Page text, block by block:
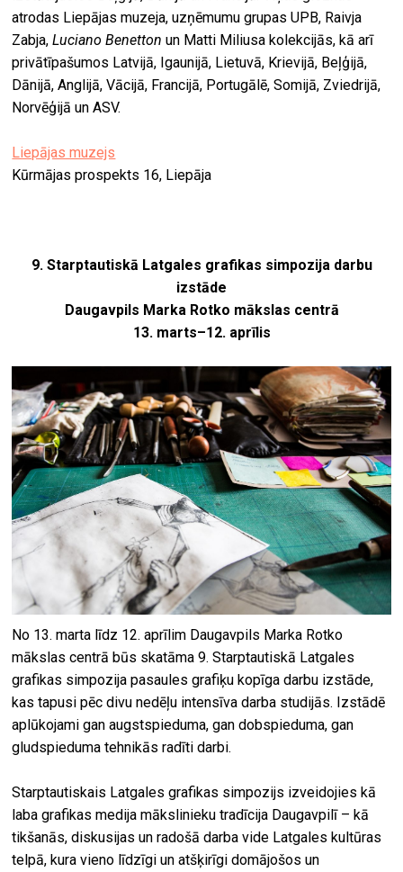
atrodas Liepājas muzeja, uzņēmumu grupas UPB, Raivja
Zabja,Luciano Benetton un Matti Miliusa kolekcijās, kā arī
privātīpašumos Latvijā, Igaunijā, Lietuvā, Krievijā, Beļģijā,
Dānijā, Anglijā, Vācijā, Francijā, Portugālē, Somijā, Zviedrijā,
Norvēģijā un ASV.
Liepājas muzejs
Kūrmājas prospekts 16, Liepāja
9. Starptautiskā Latgales grafikas simpozija darbu
izstāde
Daugavpils Marka Rotko mākslas centrā
13. marts–12. aprīlis
No 13. marta līdz 12. aprīlim Daugavpils Marka Rotko
mākslas centrā būs skatāma 9. Starptautiskā Latgales
grafikas simpozija pasaules grafiķu kopīga darbu izstāde,
kas tapusi pēc divu nedēļu intensīva darba studijās. Izstādē
aplūkojami gan augstspieduma, gan dobspieduma, gan
gludspieduma tehnikās radīti darbi.
Starptautiskais Latgales grafikas simpozijs izveidojies kā
laba grafikas medija mākslinieku tradīcija Daugavpilī – kā
tikšanās, diskusijas un radošā darba vide Latgales kultūras
telpā, kura vieno līdzīgi un atšķirīgi domājošos un